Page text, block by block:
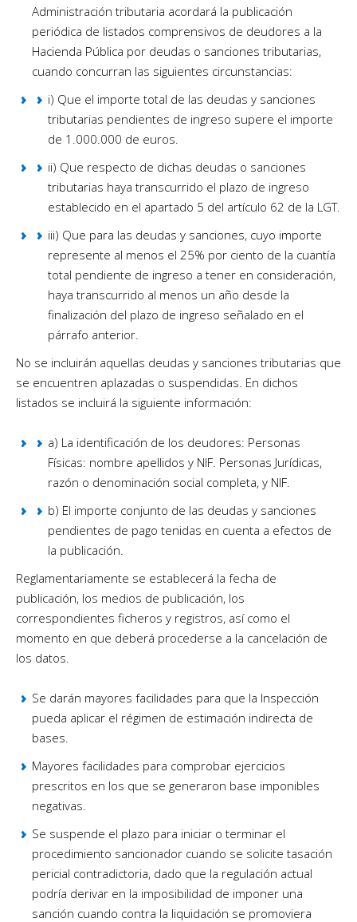
Administración tributaria acordará la publicación
periódica de listados comprensivos de deudores a la
Hacienda Pública por deudas o sanciones tributarias,
cuando concurran las siguientes circunstancias:
i) Que el importe total de las deudas y sanciones
tributarias pendientes de ingreso supere el importe
de 1.000.000 de euros.
ii) Que respecto de dichas deudas o sanciones
tributarias haya transcurrido el plazo de ingreso
establecido en el apartado 5 del artículo 62 de la LGT.
iii) Que para las deudas y sanciones, cuyo importe
represente al menos el 25% por ciento de la cuantía
total pendiente de ingreso a tener en consideración,
haya transcurrido al menos un año desde la
finalización del plazo de ingreso señalado en el
párrafo anterior.
No se incluirán aquellas deudas y sanciones tributarias que
se encuentren aplazadas o suspendidas. En dichos
listados se incluirá la siguiente información:
a) La identificación de los deudores: Personas
Físicas: nombre apellidos y NIF. Personas Jurídicas,
razón o denominación social completa, y NIF.
b) El importe conjunto de las deudas y sanciones
pendientes de pago tenidas en cuenta a efectos de
la publicación.
Reglamentariamente se establecerá la fecha de
publicación, los medios de publicación, los
correspondientes ficheros y registros, así como el
momento en que deberá procederse a la cancelación de
los datos.
Se darán mayores facilidades para que la Inspección
pueda aplicar el régimen de estimación indirecta de
bases.
Mayores facilidades para comprobar ejercicios
prescritos en los que se generaron base imponibles
negativas.
Se suspende el plazo para iniciar o terminar el
procedimiento sancionador cuando se solicite tasación
pericial contradictoria, dado que la regulación actual
podría derivar en la imposibilidad de imponer una
sanción cuando contra la liquidación se promoviera